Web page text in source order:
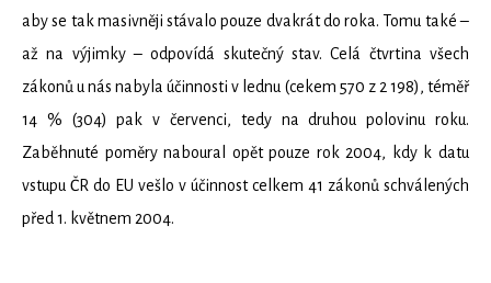
aby se tak masivněji stávalo pouze dvakrát do roka. Tomu také –
až na výjimky – odpovídá skutečný stav. Celá čtvrtina všech
zákonů u nás nabyla účinnosti v lednu (cekem 570 z 2 198), téměř
14 % (304) pak v červenci, tedy na druhou polovinu roku.
Zaběhnuté poměry naboural opět pouze rok 2004, kdy k datu
vstupu ČR do EU vešlo v účinnost celkem 41 zákonů schválených
před 1. květnem 2004.